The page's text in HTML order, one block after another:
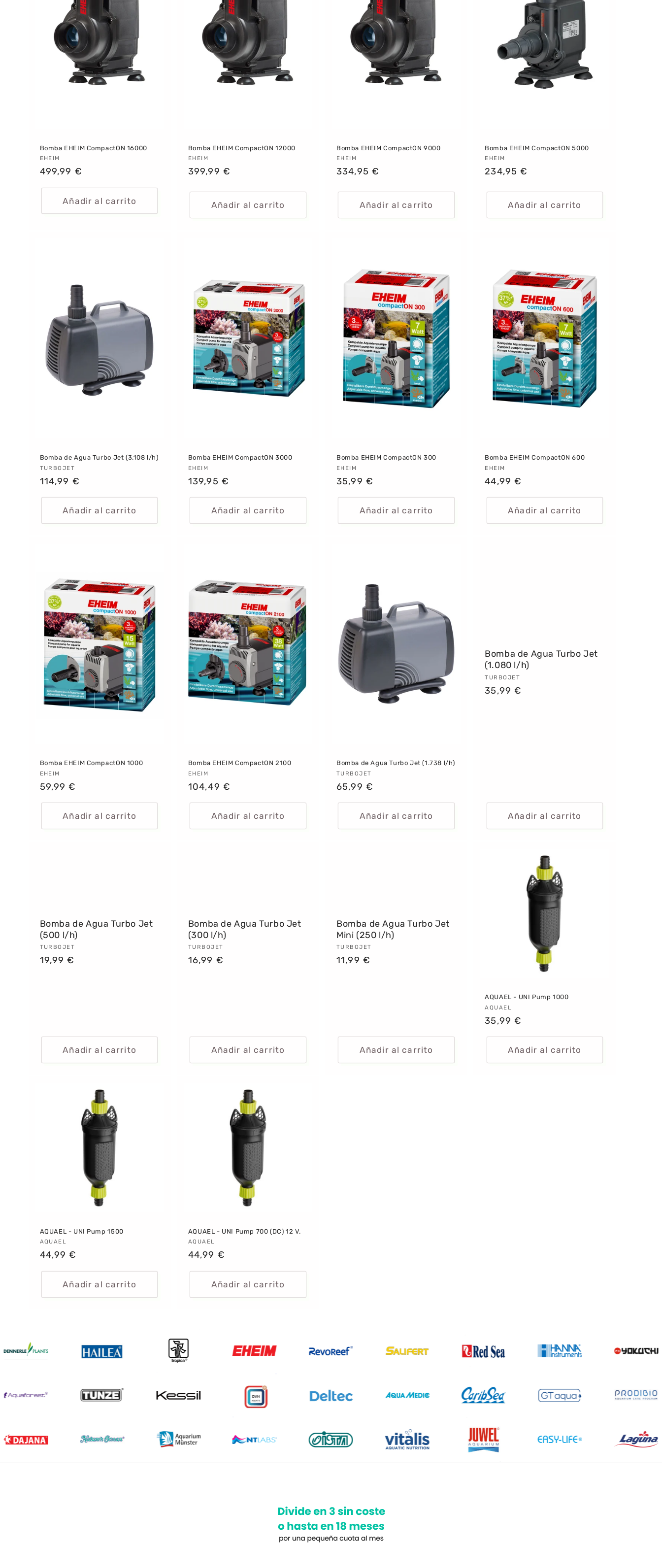
Bomba EHEIM CompactON 16000
Proveedor:
EHEIM
Precio
499,99 €
Añadir al carrito
Bomba EHEIM CompactON 12000
Proveedor:
EHEIM
Precio
399,99 €
Añadir al carrito
Bomba EHEIM CompactON 9000
Proveedor:
EHEIM
Precio
334,95 €
Añadir al carrito
Bomba EHEIM CompactON 5000
Proveedor:
EHEIM
Precio
234,95 €
Añadir al carrito
Bomba de Agua Turbo Jet (3.108 l/h)
Proveedor:
TURBOJET
Precio
114,99 €
Añadir al carrito
Bomba EHEIM CompactON 3000
Proveedor:
EHEIM
Precio
139,95 €
Añadir al carrito
Bomba EHEIM CompactON 300
Proveedor:
EHEIM
Precio
35,99 €
Añadir al carrito
Bomba EHEIM CompactON 600
Proveedor:
EHEIM
Precio
44,99 €
Añadir al carrito
Bomba EHEIM CompactON 1000
Proveedor:
EHEIM
Precio
59,99 €
Añadir al carrito
Bomba EHEIM CompactON 2100
Proveedor:
EHEIM
Precio
104,49 €
Añadir al carrito
Bomba de Agua Turbo Jet (1.738 l/h)
Proveedor:
TURBOJET
Precio
65,99 €
Añadir al carrito
Bomba de Agua Turbo Jet
(1.080 l/h)
Proveedor:
TURBOJET
Precio
35,99 €
Añadir al carrito
Bomba de Agua Turbo Jet
(500 l/h)
Proveedor:
TURBOJET
Precio
19,99 €
Añadir al carrito
Bomba de Agua Turbo Jet
(300 l/h)
Proveedor:
TURBOJET
Precio
16,99 €
Añadir al carrito
Bomba de Agua Turbo Jet
Mini (250 l/h)
Proveedor:
TURBOJET
Precio
11,99 €
Añadir al carrito
AQUAEL - UNI Pump 1000
Proveedor:
AQUAEL
Precio
35,99 €
Añadir al carrito
AQUAEL - UNI Pump 1500
Proveedor:
AQUAEL
Precio
44,99 €
Añadir al carrito
AQUAEL - UNI Pump 700 (DC) 12 V.
Proveedor:
AQUAEL
Precio
44,99 €
Añadir al carrito